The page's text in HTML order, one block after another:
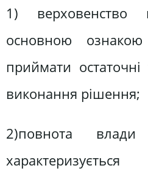
1) верховенство
основною
приймати остаточні
виконання рішення;
2)повнота